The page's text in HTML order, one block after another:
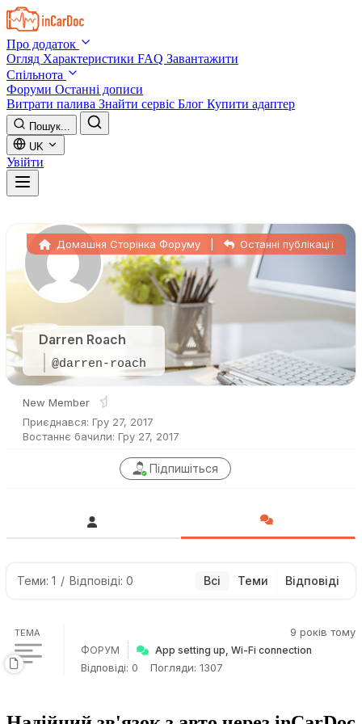
Skip to main content
Про додаток
Огляд Характеристики FAQ Завантажити
Спільнота
Форуми Останні дописи
Витрати палива Знайти сервіс Блог Купити адаптер
Пошук...
UK
Увійти
Darren Roach
@darren-roach
Домашня Сторінка Форуму Останні публікації
New Member
Приєднався: Гру 27, 2017
Востаннє бачили: Гру 27, 2017
Підпишіться
Теми: 1 / Відповіді: 0 Всі Теми Відповіді
ТЕМА 9 років тому
ФОРУМ App setting up, Wi-Fi connection
Відповіді: 0 Погляди: 1307